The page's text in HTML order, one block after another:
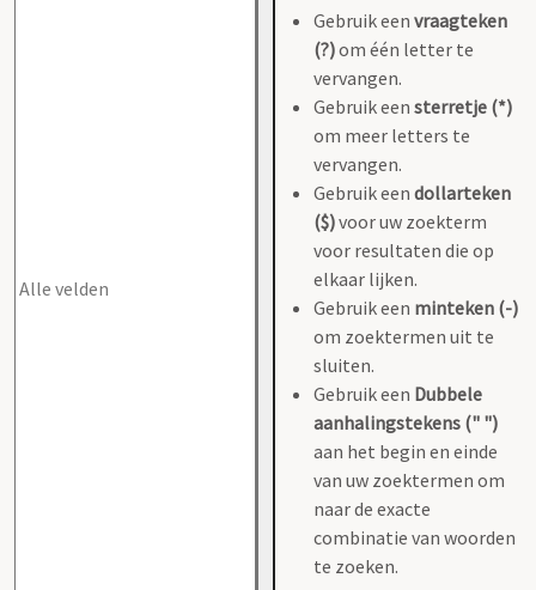
Gebruik een vraagteken
(?)om één letter te
vervangen.
Gebruik een sterretje (*)
om meer letters te
vervangen.
Gebruik een dollarteken
($)voor uw zoekterm
voor resultaten die op
elkaar lijken.
Gebruik een minteken (-)
om zoektermen uit te
sluiten.
Gebruik een Dubbele
aanhalingstekens (" ")
aan het begin en einde
van uw zoektermen om
naar de exacte
combinatie van woorden
te zoeken.